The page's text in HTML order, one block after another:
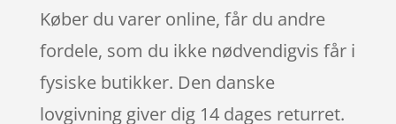
Køber du varer online, får du andre
fordele, som du ikke nødvendigvis får i
fysiske butikker. Den danske
lovgivning giver dig 14 dages returret.